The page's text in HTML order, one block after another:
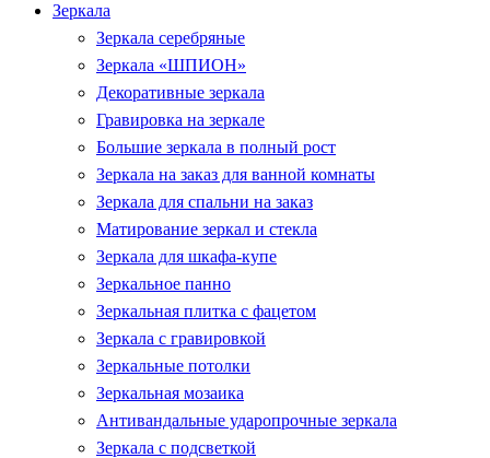
Зеркала
Зеркала серебряные
Зеркала «ШПИОН»
Декоративные зеркала
Гравировка на зеркале
Большие зеркала в полный рост
Зеркала на заказ для ванной комнаты
Зеркала для спальни на заказ
Матирование зеркал и стекла
Зеркала для шкафа-купе
Зеркальное панно
Зеркальная плитка с фацетом
Зеркала с гравировкой
Зеркальные потолки
Зеркальная мозаика
Антивандальные ударопрочные зеркала
Зеркала с подсветкой